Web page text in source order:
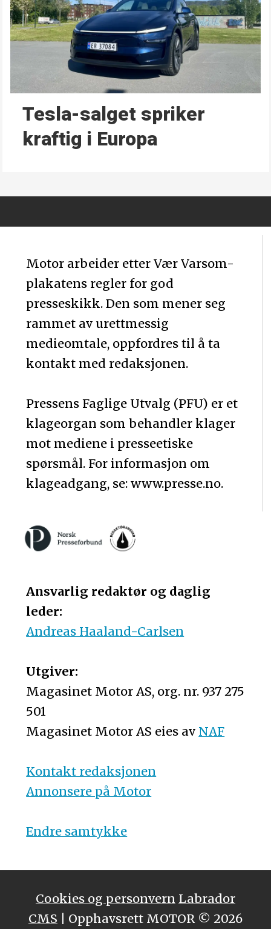
Tesla-salget spriker
kraftig i Europa
Motor arbeider etter Vær Varsom-
plakatens regler for god
presseskikk. Den som mener seg
rammet av urettmessig
medieomtale, oppfordres til å ta
kontakt med redaksjonen.
Pressens Faglige Utvalg (PFU) er et
klageorgan som behandler klager
mot mediene i presseetiske
spørsmål. For informasjon om
klageadgang, se: www.presse.no.
Ansvarlig redaktør og daglig
leder:
Andreas Haaland-Carlsen
Utgiver:
Magasinet Motor AS, org. nr. 937 275
501
Magasinet Motor AS eies av NAF
Kontakt redaksjonen
Annonsere på Motor
Endre samtykke
Cookies og personvern Labrador
CMS | Opphavsrett MOTOR © 2026